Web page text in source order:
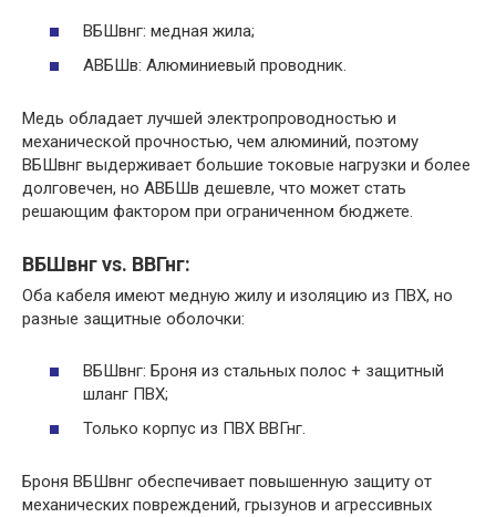
ВБШвнг: медная жила;
АВБШв: Алюминиевый проводник.​
Медь обладает лучшей электропроводностью и
механической прочностью, чем алюминий, поэтому
ВБШвнг выдерживает большие токовые нагрузки и более
долговечен, но АВБШв дешевле, что может стать
решающим фактором при ограниченном бюджете.​
ВБШвнг vs.​ ВВГнг:
Оба кабеля имеют медную жилу и изоляцию из ПВХ, но
разные защитные оболочки:
ВБШвнг: Броня из стальных полос + защитный
шланг ПВХ;
Только корпус из ПВХ ВВГнг.​
Броня ВБШвнг обеспечивает повышенную защиту от
механических повреждений, грызунов и агрессивных